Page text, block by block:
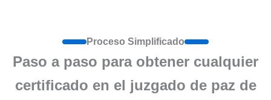
Proceso Simplificado
Paso a paso para obtener cualquier
certificado en el juzgado de paz de